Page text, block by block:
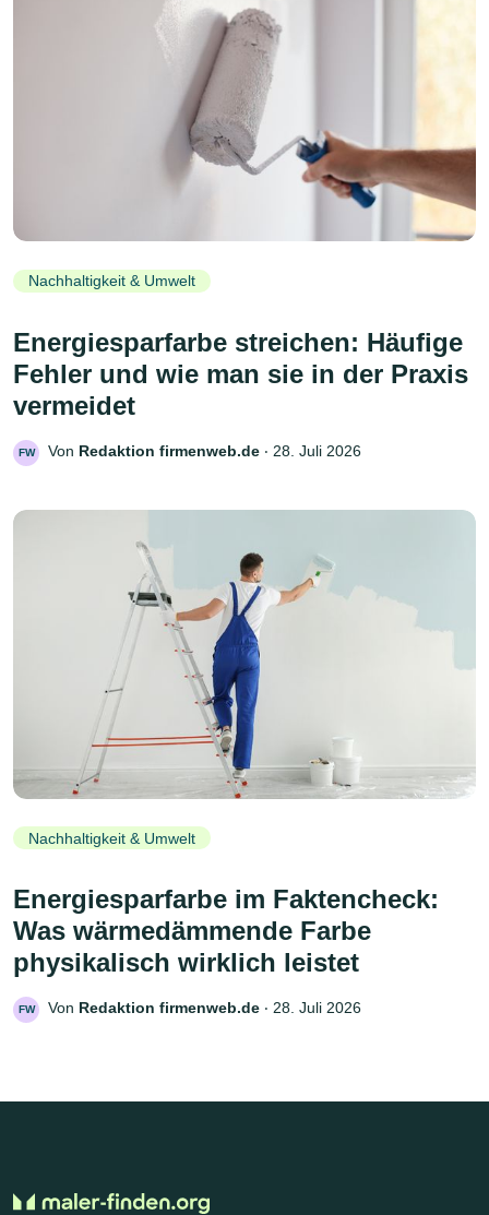
Nachhaltigkeit & Umwelt
Energiesparfarbe streichen: Häufige
Fehler und wie man sie in der Praxis
vermeidet
FW Von Redaktion firmenweb.de ‧ 28. Juli 2026
Nachhaltigkeit & Umwelt
Energiesparfarbe im Faktencheck:
Was wärmedämmende Farbe
physikalisch wirklich leistet
FW Von Redaktion firmenweb.de ‧ 28. Juli 2026